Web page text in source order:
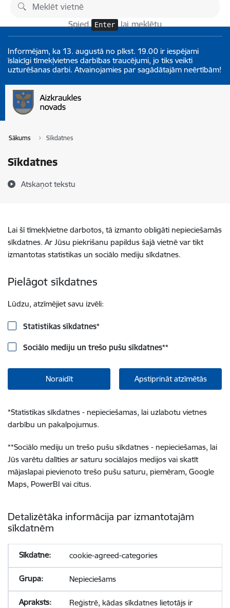
Pāriet uz lapas saturu
Spied Enter lai meklētu
Informējam, ka 13. augustā no plkst. 19.00 ir iespējami
īslaicīgi tīmekļvietnes darbības traucējumi, jo tiks veikti
uzturēšanas darbi. Atvainojamies par sagādātajām neērtībām!
Sākums Sīkdatnes
Sīkdatnes
Atskaņot tekstu
Lai šī tīmekļvietne darbotos, tā izmanto obligāti nepieciešamās
sīkdatnes. Ar Jūsu piekrišanu papildus šajā vietnē var tikt
izmantotas statistikas un sociālo mediju sīkdatnes.
Pielāgot sīkdatnes
Lūdzu, atzīmējiet savu izvēli:
Statistikas sīkdatnes*
Sociālo mediju un trešo pušu sīkdatnes**
Noraidīt Apstiprināt atzīmētās
*Statistikas sīkdatnes - nepieciešamas, lai uzlabotu vietnes
darbību un pakalpojumus.
**Sociālo mediju un trešo pušu sīkdatnes - nepieciešamas, lai
Jūs varētu dalīties ar saturu sociālajos medijos vai skatīt
mājaslapai pievienoto trešo pušu saturu, piemēram, Google
Maps, PowerBI vai citus.
Detalizētāka informācija par izmantotajām
sīkdatnēm
cookie-agreed-categories
Nepieciešams
Reģistrē, kādas sīkdatnes lietotājs ir